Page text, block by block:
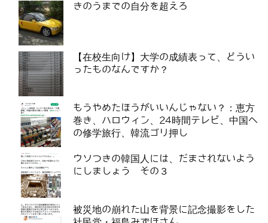
きのうまでの自分を超えろ
【在校生向け】大学の成績表って、どうい
ったものなんですか？
もうやめたほうがいいんじゃない？：恵方
巻き、ハロウィン、24時間テレビ、中国へ
の修学旅行、韓流ゴリ押し
ウソつきの韓国人には、だまされないよう
にしましょう その３
被災地の崩れた山を背景に記念撮影をした